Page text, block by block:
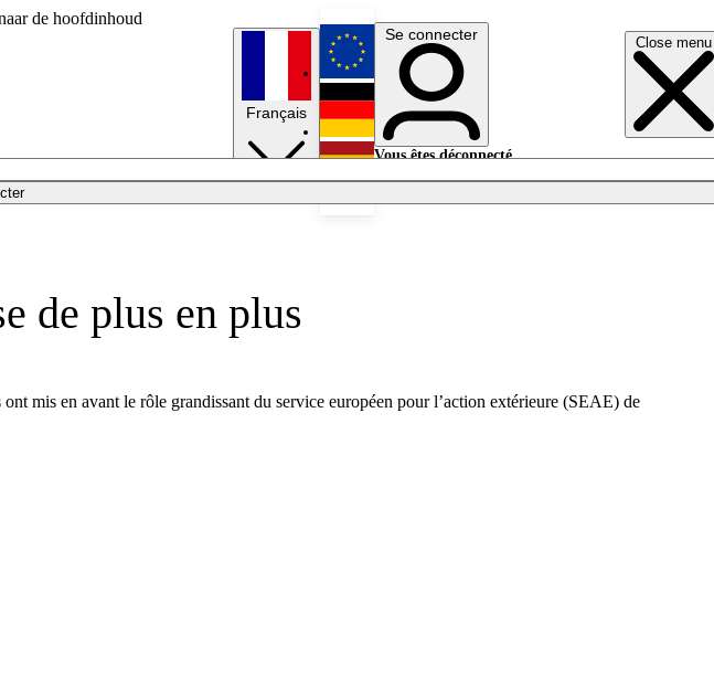
de hoofdinhoud
Close menu
Français
English
Deutsch
Se connecter
Vous êtes déconnecté.
de plus en plus
ont mis en avant le rôle grandissant du service européen pour l’action extérieure (SEAE) de